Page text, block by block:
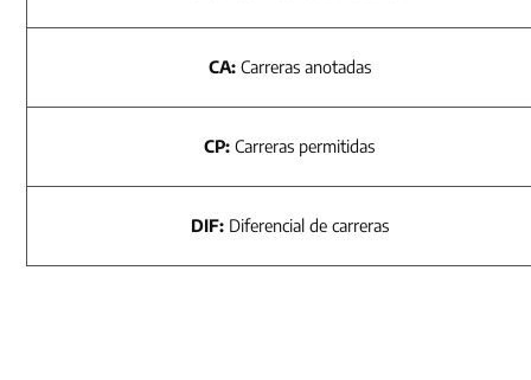
CA:Carreras anotadas
CP: Carreras permitidas
DIF:Diferencial de carreras